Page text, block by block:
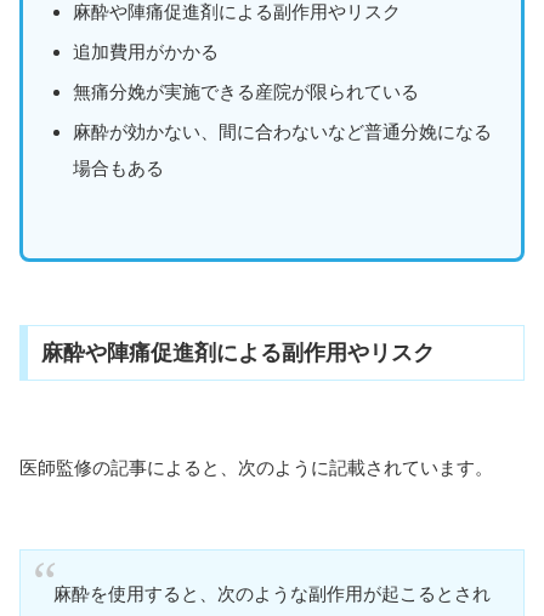
麻酔や陣痛促進剤による副作用やリスク
追加費用がかかる
無痛分娩が実施できる産院が限られている
麻酔が効かない、間に合わないなど普通分娩になる
場合もある
麻酔や陣痛促進剤による副作用やリスク
医師監修の記事によると、次のように記載されています。
麻酔を使用すると、次のような副作用が起こるとされ